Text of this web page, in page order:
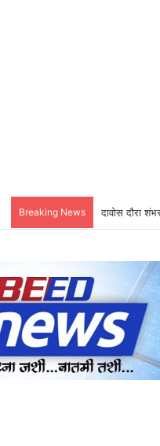
Breaking News दावोस दौरा